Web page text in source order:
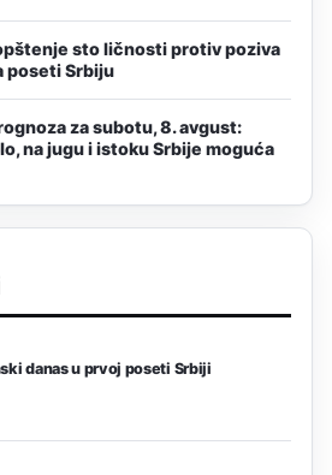
sto ličnosti protiv poziva
poseti Srbiju
za subotu, 8. avgust:
na jugu i istoku Srbije moguća
danas u prvoj poseti Srbiji